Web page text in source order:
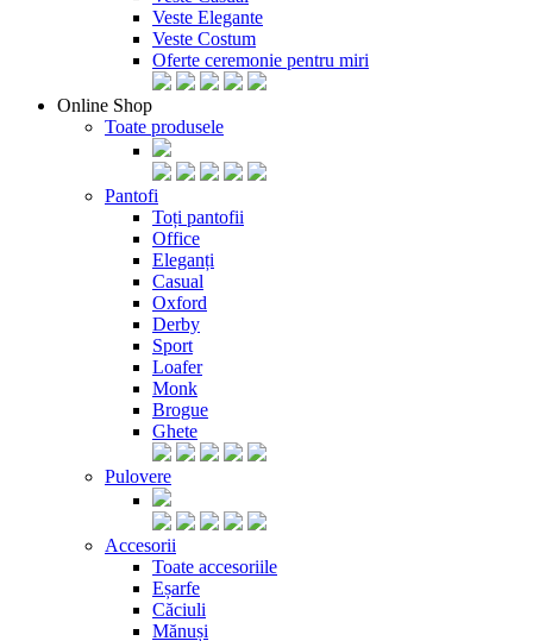
Veste Elegante
Veste Costum
Oferte ceremonie pentru miri
Online Shop
Toate produsele
Pantofi
Toți pantofii
Office
Eleganți
Casual
Oxford
Derby
Sport
Loafer
Monk
Brogue
Ghete
Pulovere
Accesorii
Toate accesoriile
Eșarfe
Căciuli
Mănuși